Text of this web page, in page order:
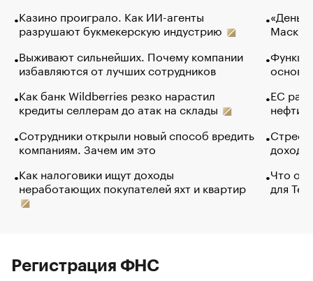
Казино проиграло. Как ИИ-агенты
разрушают букмекерскую индустрию
Выживают сильнейших. Почему компании
избавляются от лучших сотрудников
Как банк Wildberries резко нарастил
кредиты селлерам до атак на склады
Сотрудники открыли новый способ вредить
компаниям. Зачем им это
Как налоговики ищут доходы
неработающих покупателей яхт и квартир
Маск в
основ
ЕС
нефти
Что
для
Регистрация ФНС